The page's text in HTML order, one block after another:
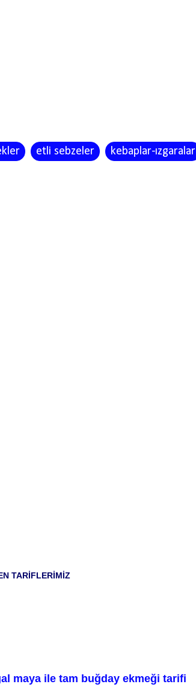
etli sebzeler kebaplar-ızgaralar
TARİFLERİMİZ
maya ile tam buğday ekmeği tarifi